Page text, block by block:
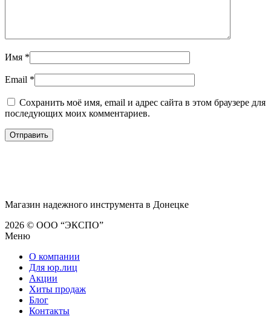
Имя *
Email *
Сохранить моё имя, email и адрес сайта в этом браузере для
последующих моих комментариев.
Магазин надежного инструмента в Донецке
2026 © ООО “ЭКСПО”
Меню
О компании
Для юр.лиц
Акции
Хиты продаж
Блог
Контакты